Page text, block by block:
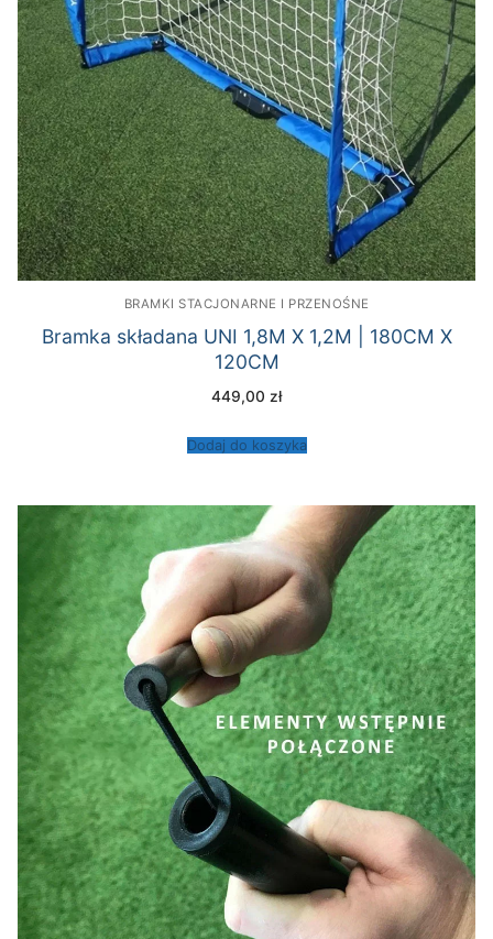
BRAMKI STACJONARNE I PRZENOŚNE
Bramka składana UNI 1,8M X 1,2M | 180CM X
120CM
449,00 zł
Dodaj do koszyka